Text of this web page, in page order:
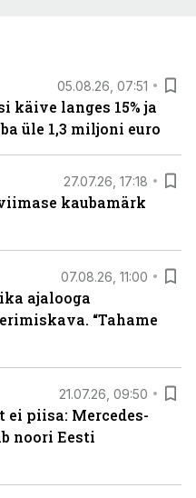
05.08.26, 07:51
käive langes 15% ja
üle 1,3 miljoni euro
27.07.26, 17:18
kaubamärk
07.08.26, 11:00
ajalooga
“Tahame
21.07.26, 09:50
piisa: Mercedes-
noori Eesti